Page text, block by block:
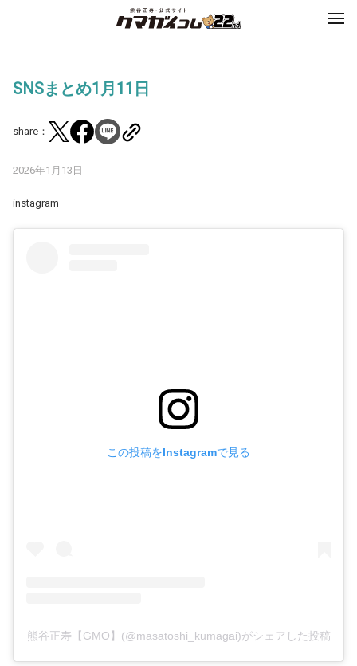
SNSまとめ1月11日
share：
2026年1月13日
instagram
この投稿をInstagramで見る
熊谷正寿【GMO】(@masatoshi_kumagai)がシェアした投稿